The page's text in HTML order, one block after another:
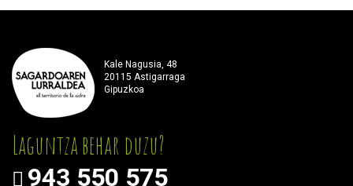
Kale Nagusia, 48
20115 Astigarraga
Gipuzkoa
Laguntza behar duzu?
943 550 575